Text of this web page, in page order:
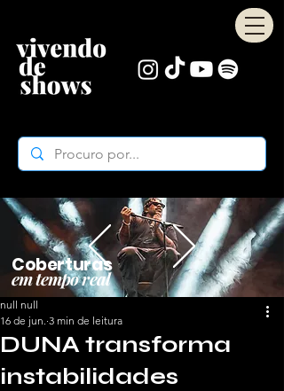
Coberturas
em tempo real
DUNA transforma
instabilidades
null null
16 de jun. 3 min de leitura